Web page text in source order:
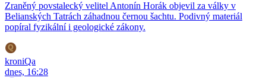
Zraněný povstalecký velitel Antonín Horák objevil za války v
Belianských Tatrách záhadnou černou šachtu. Podivný materiál
popíral fyzikální i geologické zákony.
kroniQa
dnes, 16:28